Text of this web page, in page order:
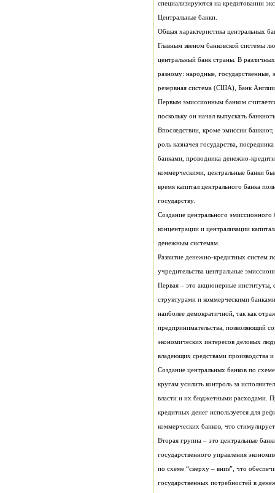
специализируются на кредитовании
Центральные банки.
Общая характеристика центральных
центральный банк страны. В
резервная система (США), Банк
государству.
денежным системам.
владеющих средствами производства
коммерческих банков, что